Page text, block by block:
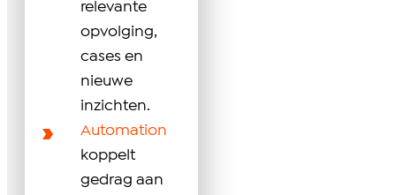
relevante
opvolging,
cases en
nieuwe
inzichten.
Automation
koppelt
gedrag aan